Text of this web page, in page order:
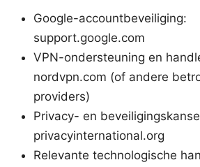
Google-accountbeveiliging:
support.google.com
VPN-ondersteuning en
nordvpn.com (of andere
providers)
Privacy- en
privacyinternational.org
Relevante technologische